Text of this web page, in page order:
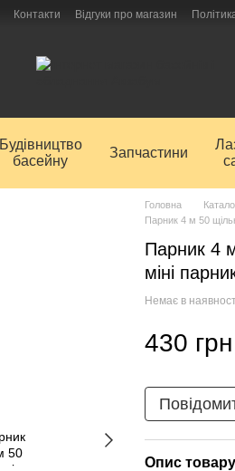
Контакти Відгуки про магазин
Будівництво
басейну
Запчастини
Головна
Парник 4 м 50
Парник 4
міні
Немає в
430 грн
Опис товару